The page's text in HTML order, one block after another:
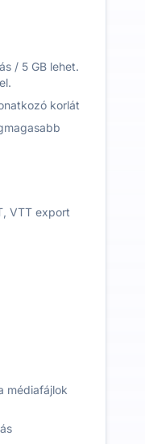
/ 5 GB lehet.
korlát
VTT export
médiafájlok